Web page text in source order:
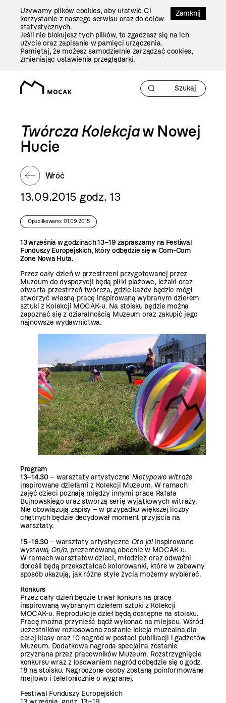
Zamknij
Używamy plików cookies, aby ułatwić Ci
korzystanie z naszego serwisu oraz do celów
statystycznych.
Jeśli nie blokujesz tych plików, to zgadzasz się na ich
użycie oraz zapisanie w pamięci urządzenia.
Pamiętaj, że możesz samodzielnie zarządzać cookies,
zmieniając ustawienia przeglądarki.
Twórcza Kolekcjaw Nowej
Hucie
Wróć
13.09.2015 godz. 13
Opublikowano: 01.09.2015
13 września w godzinach 13–19 zapraszamy na Festiwal
Funduszy Europejskich, który odbędzie się w Com-Com
Zone Nowa Huta.
Przez cały dzień w przestrzeni przygotowanej przez
Muzeum do dyspozycji będą piłki plażowe, leżaki oraz
otwarta przestrzeń twórcza, gdzie każdy będzie mógł
stworzyć własną pracę inspirowaną wybranym dziełem
sztuki z Kolekcji MOCAK-u. Na stoisku będzie można
zapoznać się z działalnością Muzeum oraz zakupić jego
najnowsze wydawnictwa.
Program
13–14.30– warsztaty artystyczne Nietypowe witraże
inspirowane dziełami z Kolekcji Muzeum. W ramach
zajęć dzieci poznają między innymi prace Rafała
Bujnowskiego oraz stworzą serię wyjątkowych witraży.
Nie obowiązują zapisy – w przypadku większej liczby
chętnych będzie decydował moment przyjścia na
warsztaty.
15–16.30– warsztaty artystyczne Oto ja!inspirowane
wystawą On/a, prezentowaną obecnie w MOCAK-u.
W ramach warsztatów dzieci, młodzież oraz odważni
dorośli będą przekształcać kolorowanki, które w zabawny
sposób ukazują, jak różne style życia możemy wybierać.
Konkurs
Przez cały dzień będzie trwał konkurs na pracę
inspirowaną wybranym dziełem sztuki z Kolekcji
MOCAK-u. Reprodukcje dzieł będą dostępne na stoisku.
Pracę można przynieść bądź wykonać na miejscu. Wśród
uczestników rozlosowana zostanie lekcja muzealna dla
całej klasy oraz 10 nagród w postaci publikacji i gadżetów
Muzeum. Dodatkowa nagroda specjalna zostanie
przyznana przez pracowników Muzeum. Rozstrzygnięcie
konkursu wraz z losowaniem nagród odbędzie się o godz.
18 na stoisku. Nagrodzone osoby zostaną poinformowane
mejlowo i telefonicznie o wygranej.
Festiwal Funduszy Europejskich